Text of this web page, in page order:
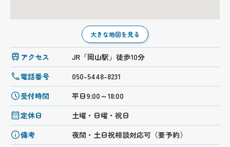
大きな地図を見る
アクセス
JR「岡山駅」徒歩10分
電話番号
050-5448-8231
受付時間
平日9:00～18:00
定休日
土曜・日曜・祝日
備考
夜間・土日祝相談対応可（要予約）